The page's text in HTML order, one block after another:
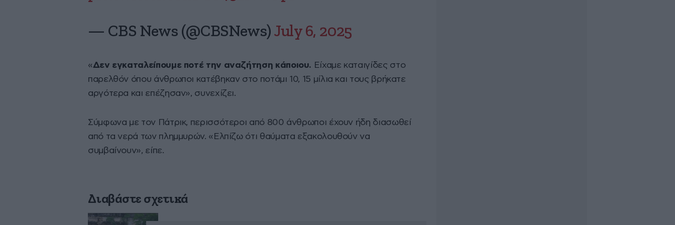
— CBS News (@CBSNews) July 6, 2025
«Δεν εγκαταλείπουμε ποτέ την αναζήτηση κάποιου. Είχαμε καταιγίδες στο
παρελθόν όπου άνθρωποι κατέβηκαν στο ποτάμι 10, 15 μίλια και τους βρήκατε
αργότερα και επέζησαν», συνεχίζει.
Σύμφωνα με τον Πάτρικ, περισσότεροι από 800 άνθρωποι έχουν ήδη διασωθεί
από τα νερά των πλημμυρών. «Ελπίζω ότι θαύματα εξακολουθούν να
συμβαίνουν», είπε.
Διαβάστε σχετικά